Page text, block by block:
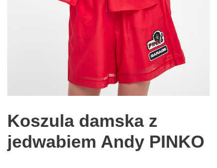
Koszula damska z
jedwabiem Andy PINKO